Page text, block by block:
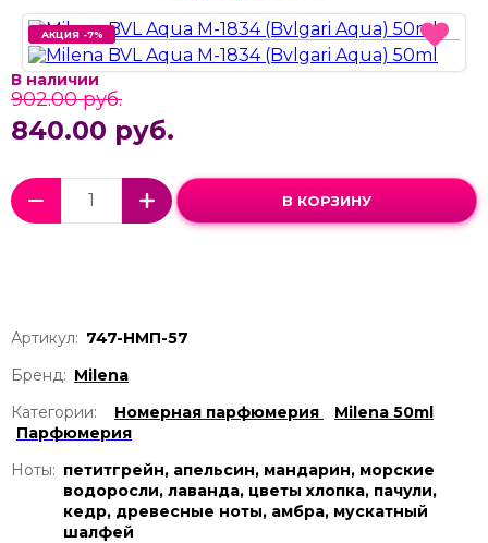
АКЦИЯ -7%
АКЦИЯ -7%
В наличии
902.00 руб.
840.00 руб.
В КОРЗИНУ
Артикул: 747-НМП-57
Бренд: Milena
Категории:
Номерная парфюмерия
Milena 50ml
Парфюмерия
Ноты: петитгрейн, апельсин, мандарин, морские
водоросли, лаванда, цветы хлопка, пачули,
кедр, древесные ноты, амбра, мускатный
шалфей